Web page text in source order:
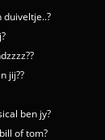
duiveltje..?
jij??
ben jy?
of tom?